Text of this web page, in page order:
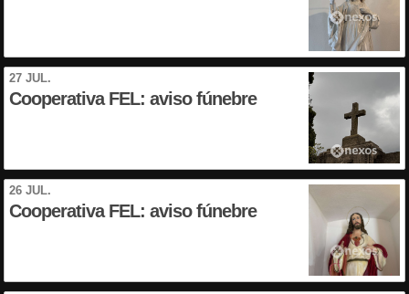
27 JUL.
Cooperativa FEL: aviso fúnebre
26 JUL.
Cooperativa FEL: aviso fúnebre